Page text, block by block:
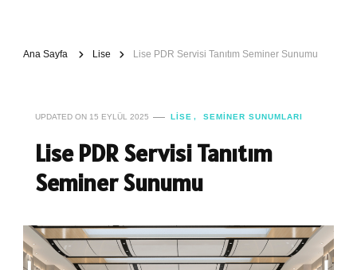
Ana Sayfa Lise Lise PDR Servisi Tanıtım Seminer Sunumu
UPDATED ON 15 EYLÜL 2025 LISE SEMINER SUNUMLARI
Lise PDR Servisi Tanıtım
Seminer Sunumu